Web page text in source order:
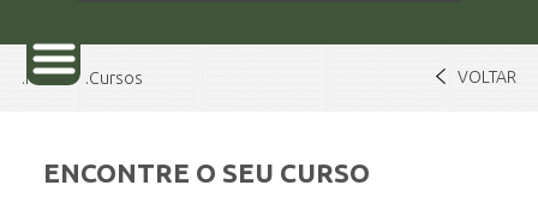
SOBRE
Home Cursos VOLTAR
ENCONTRE O SEU CURSO